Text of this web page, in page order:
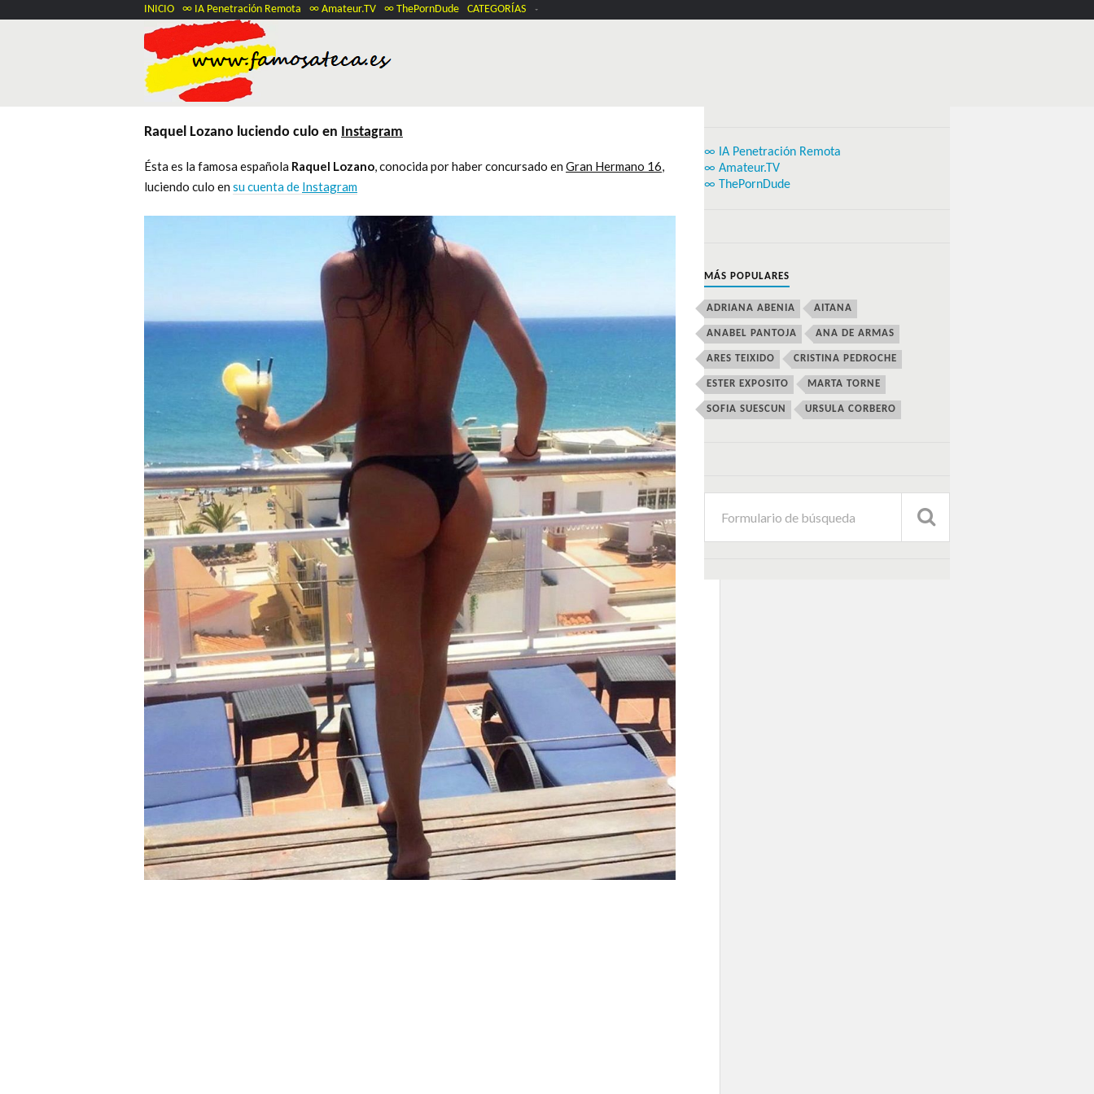
INICIO ∞ IA Penetración Remota ∞ Amateur.TV ∞ ThePornDude CATEGORÍAS
Raquel Lozano luciendo culo en Instagram
Ésta es la famosa española Raquel Lozano, conocida por haber concursado en Gran Hermano 16,
luciendo culo en su cuenta de Instagram
∞ IA Penetración Remota
∞ Amateur.TV
∞ ThePornDude
MÁS POPULARES
ADRIANA ABENIA AITANA
ANABEL PANTOJA ANA DE ARMAS
ARES TEIXIDO CRISTINA PEDROCHE
ESTER EXPOSITO MARTA TORNE
SOFIA SUESCUN URSULA CORBERO